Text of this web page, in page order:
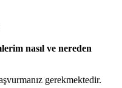
nasıl ve nereden
gerekmektedir.